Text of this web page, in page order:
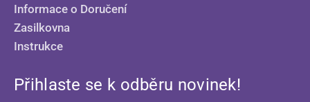
Informace o Doručení
Zasilkovna
Instrukce
Přihlaste se k odběru novinek!